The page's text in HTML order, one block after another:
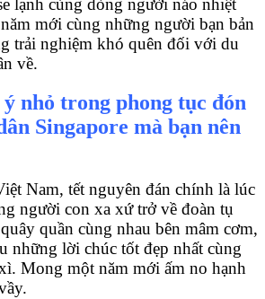
lạnh cùng dòng người náo nhiệt
mới cùng những người bạn bản
trải nghiệm khó quên đối với du
về.
nhỏ trong phong tục đón
Singapore mà bạn nên
Nam, tết nguyên đán chính là lúc
người con xa xứ trở về đoàn tụ
quần cùng nhau bên mâm cơm,
những lời chúc tốt đẹp nhất cùng
Mong một năm mới ấm no hạnh